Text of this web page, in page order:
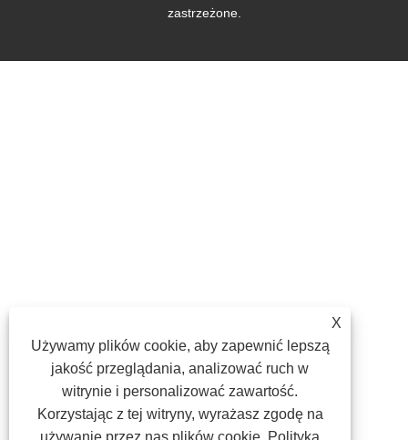
X
Używamy plików cookie, aby zapewnić lepszą
jakość przeglądania, analizować ruch w
witrynie i personalizować zawartość.
Korzystając z tej witryny, wyrażasz zgodę na
używanie przez nas plików cookie. Polityka
zastrzeżone.